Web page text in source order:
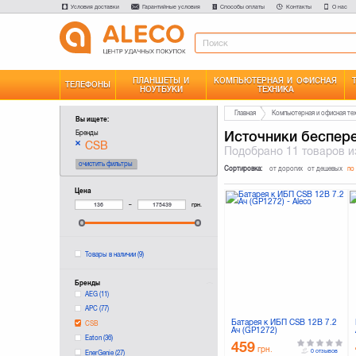
Условия доставки Гарантийные условия Способы оплаты Контакты О нас
ТЕЛЕФОНЫ
ПЛАНШЕТЫ И
НОУТБУКИ
КОМПЬЮТЕРНАЯ И ОФИСНАЯ
ТЕХНИКА
Вы ищете:
Бренды
CSB
очистить фильтры
Цена
– грн.
Товары в наличии(9)
Бренды
AEG(11)
APC(77)
CSB
Eaton(36)
EnerGenie(27)
Главная Компьютерная и офисная
Источники
Подобрано 11 товаров
Сортировка: от дорогих от дешевых по
Батарея к ИБП CSB 12В 7.2
Ач (GP1272)
459 грн. 0 отзывов